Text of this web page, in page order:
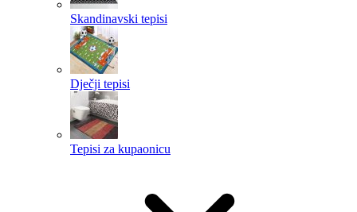
Skandinavski tepisi
Dječji tepisi
Tepisi za kupaonicu